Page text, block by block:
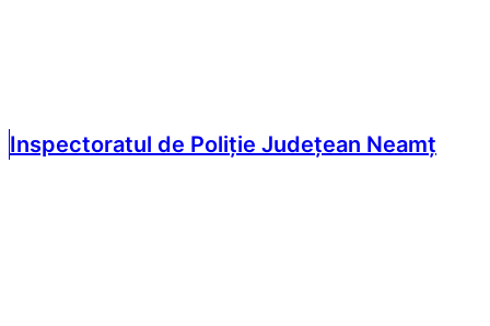
Inspectoratul de Poliție Județean Neamț